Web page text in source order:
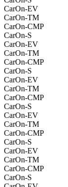
CarOn-EV
CarOn-TM
CarOn-CMP
CarOn-S
CarOn-EV
CarOn-TM
CarOn-CMP
CarOn-S
CarOn-EV
CarOn-TM
CarOn-CMP
CarOn-S
CarOn-EV
CarOn-TM
CarOn-CMP
CarOn-S
CarOn-EV
CarOn-TM
CarOn-CMP
CarOn-S